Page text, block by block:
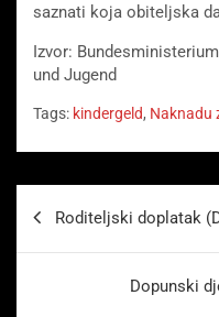
saznati koja obiteljska
Izvor:
und Jugend
Tags: kindergeld, Naknadu
Roditeljski doplatak
Dopunski